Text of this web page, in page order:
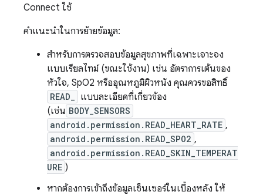
Connect ใช้
คำแนะนำในการย้ายข้อมูล:
สำหรับการตรวจสอบข้อมูลสุขภาพที่เฉพาะเจาะจง
แบบเรียลไทม์ (ขณะใช้งาน) เช่น อัตราการเต้นของ
หัวใจ, SpO2 หรืออุณหภูมิผิวหนัง คุณควรขอสิทธิ์
READ_
แบบละเอียดที่เกี่ยวข้อง
(เช่น BODY_SENSORS
android.permission.READ_HEART_RATE ,
android.permission.READ_SPO2 ,
android.permission.READ_SKIN_TEMPERAT
URE )
หากต้องการเข้าถึงข้อมูลเซ็นเซอร์ในเบื้องหลัง ให้